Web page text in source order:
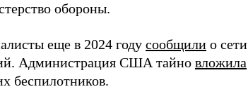
обороны.
еще в 2024 году сообщили о сети
Администрация США тайно вложила
беспилотников.